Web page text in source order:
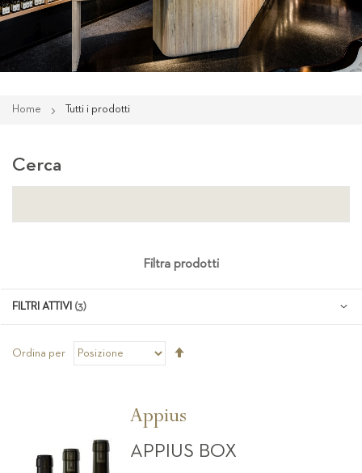
Home Tutti i prodotti
Ordina per
Appius
APPIUS BOX
Cerca
Filtra prodotti
FILTRI ATTIVI